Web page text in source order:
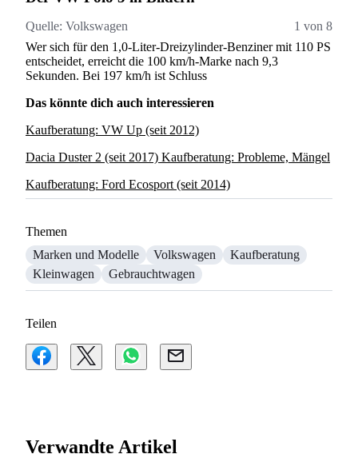
Quelle: Volkswagen
1 von 8
Wer sich für den 1,0-Liter-Dreizylinder-Benziner mit 110 PS
entscheidet, erreicht die 100 km/h-Marke nach 9,3
Sekunden. Bei 197 km/h ist Schluss
Das könnte dich auch interessieren
Kaufberatung: VW Up (seit 2012)
Dacia Duster 2 (seit 2017) Kaufberatung: Probleme, Mängel
Kaufberatung: Ford Ecosport (seit 2014)
Themen
Marken und Modelle
Volkswagen
Kaufberatung
Kleinwagen
Gebrauchtwagen
Teilen
Verwandte Artikel